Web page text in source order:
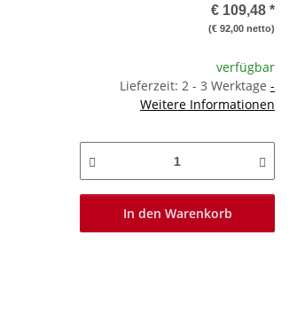
€ 109,48 *
(€ 92,00 netto)
verfügbar
Lieferzeit: 2 - 3 Werktage -
Weitere Informationen
In den Warenkorb